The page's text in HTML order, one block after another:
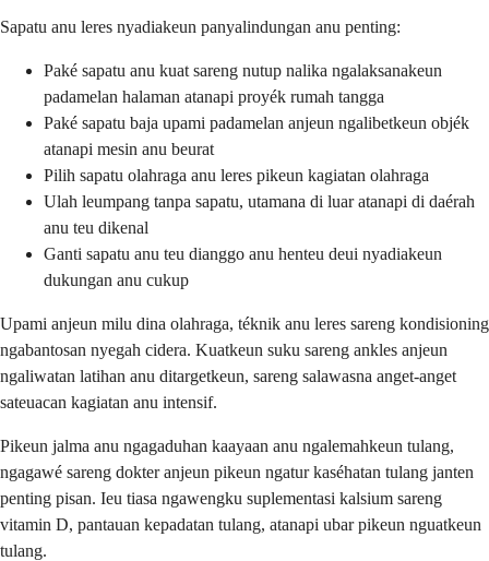
Sapatu anu leres nyadiakeun panyalindungan anu penting:
Paké sapatu anu kuat sareng nutup nalika ngalaksanakeun
padamelan halaman atanapi proyék rumah tangga
Paké sapatu baja upami padamelan anjeun ngalibetkeun objék
atanapi mesin anu beurat
Pilih sapatu olahraga anu leres pikeun kagiatan olahraga
Ulah leumpang tanpa sapatu, utamana di luar atanapi di daérah
anu teu dikenal
Ganti sapatu anu teu dianggo anu henteu deui nyadiakeun
dukungan anu cukup
Upami anjeun milu dina olahraga, téknik anu leres sareng kondisioning
ngabantosan nyegah cidera. Kuatkeun suku sareng ankles anjeun
ngaliwatan latihan anu ditargetkeun, sareng salawasna anget-anget
sateuacan kagiatan anu intensif.
Pikeun jalma anu ngagaduhan kaayaan anu ngalemahkeun tulang,
ngagawé sareng dokter anjeun pikeun ngatur kaséhatan tulang janten
penting pisan. Ieu tiasa ngawengku suplementasi kalsium sareng
vitamin D, pantauan kepadatan tulang, atanapi ubar pikeun nguatkeun
tulang.